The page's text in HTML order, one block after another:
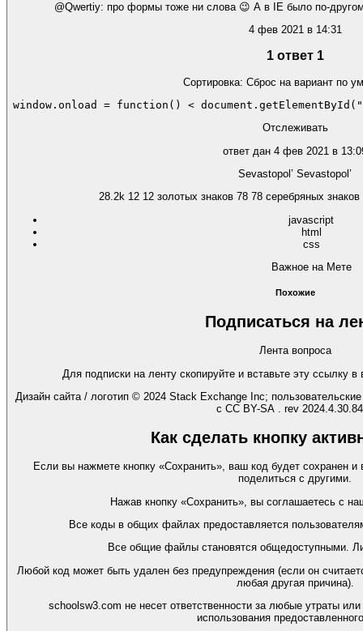
@Qwertiy: про формы тоже ни слова 😉 A в IE было по-
4 фев 2021 в 14:31
1 ответ 1
Сортировка: Сброс на вариант по
window.onload = function() <
Отслеживать
ответ дан 4 фев 2021 в
Sevastopol’ Sevastopol’
28.2k 12 12 золотых знаков 78 78 серебряных
javascript
html
css
Важное на Мете
Похожие
Подписаться на
Лента вопроса
Для подписки на ленту скопируйте и вставьте эту ссылку
Дизайн сайта / логотип © 2024 Stack Exchange Inc;
с CC BY-SA . rev
Как сделать кнопку
Если вы нажмете кнопку «Сохранить», ваш код будет сохранен
поделиться с другими.
Нажав кнопку «Сохранить», вы соглашаетесь с
Все коды в общих файлах предоставляется
Все общие файлы становятся общедоступными.
Любой код может быть удален без предупреждения (если он
любая другая причина).
schoolsw3.com не несет ответственности за любые утраты
использования